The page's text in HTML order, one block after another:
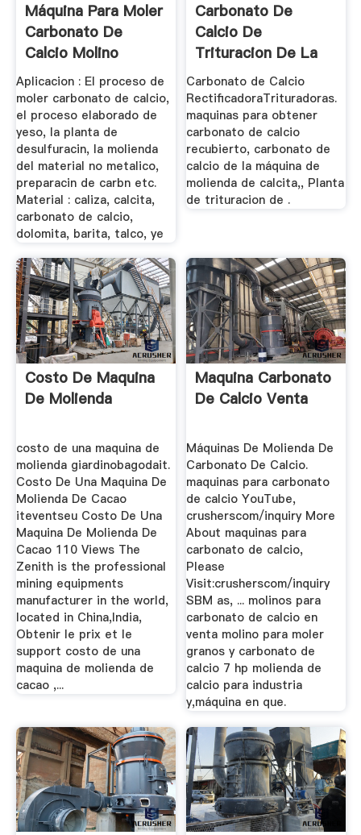
Máquina Para Moler
Carbonato De
Calcio Molino
Trapecio ...
Aplicacion : El proceso de
moler carbonato de calcio,
el proceso elaborado de
yeso, la planta de
desulfuracin, la molienda
del material no metalico,
preparacin de carbn etc.
Material : caliza, calcita,
carbonato de calcio,
dolomita, barita, talco, ye
Carbonato De
Calcio De
Trituracion De La
Maquina
Carbonato de Calcio
RectificadoraTrituradoras.
maquinas para obtener
carbonato de calcio
recubierto, carbonato de
calcio de la máquina de
molienda de calcita,, Planta
de trituracion de .
Costo De Maquina
De Molienda
costo de una maquina de
molienda giardinobagodait.
Costo De Una Maquina De
Molienda De Cacao
iteventseu Costo De Una
Maquina De Molienda De
Cacao 110 Views The
Zenith is the professional
mining equipments
manufacturer in the world,
located in China,India,
Obtenir le prix et le
support costo de una
maquina de molienda de
cacao ,...
Maquina Carbonato
De Calcio Venta
Máquinas De Molienda De
Carbonato De Calcio.
maquinas para carbonato
de calcio YouTube,
crusherscom/inquiry More
About maquinas para
carbonato de calcio,
Please
Visit:crusherscom/inquiry
SBM as, ... molinos para
carbonato de calcio en
venta molino para moler
granos y carbonato de
calcio 7 hp molienda de
calcio para industria
y,máquina en que.